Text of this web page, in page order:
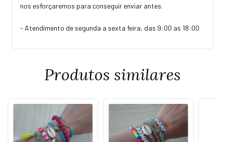
nos esforçaremos para conseguir enviar antes.
- Atendimento de segunda a sexta feira, das 9:00 as 18:00
Produtos similares